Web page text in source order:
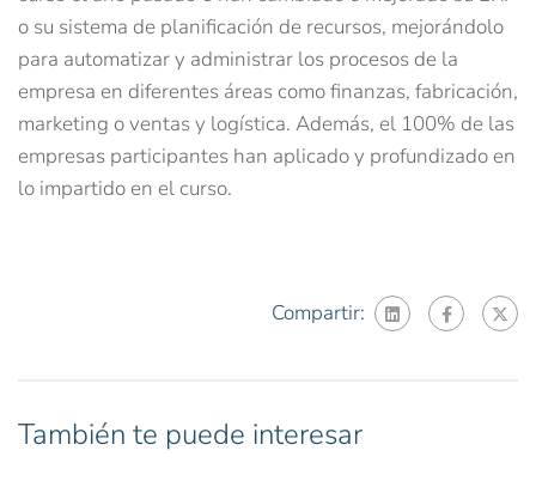
o su sistema de planificación de recursos, mejorándolo
para automatizar y administrar los procesos de la
empresa en diferentes áreas como finanzas, fabricación,
marketing o ventas y logística. Además, el 100% de las
empresas participantes han aplicado y profundizado en
lo impartido en el curso.
Compartir:
También te puede interesar